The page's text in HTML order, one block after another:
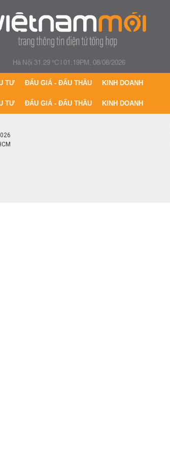
Hà Nội 31.29 °C|01:19PM, 08/08/2026
TƯ ĐẤU GIÁ - ĐẤU THẦU KINH DOANH
TƯ ĐẤU GIÁ - ĐẤU THẦU KINH DOANH